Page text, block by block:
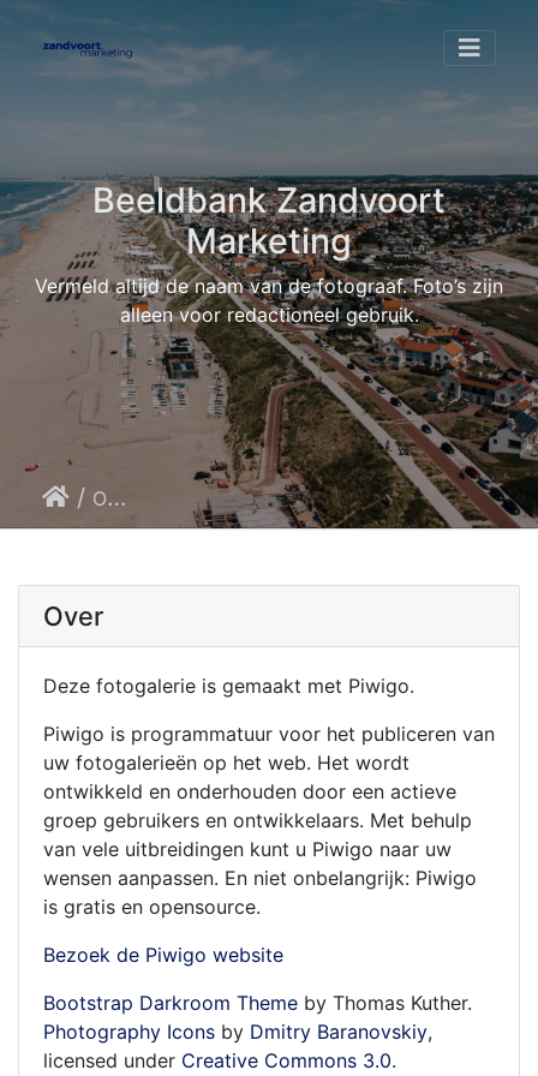
Beeldbank Zandvoort
Marketing
Vermeld altijd de naam van de fotograaf. Foto’s zijn
alleen voor redactioneel gebruik.
/ Over
Over
Deze fotogalerie is gemaakt met Piwigo.
Piwigo is programmatuur voor het publiceren van
uw fotogalerieën op het web. Het wordt
ontwikkeld en onderhouden door een actieve
groep gebruikers en ontwikkelaars. Met behulp
van vele uitbreidingen kunt u Piwigo naar uw
wensen aanpassen. En niet onbelangrijk: Piwigo
is gratis en opensource.
Bezoek de Piwigo website
Bootstrap Darkroom Theme by Thomas Kuther.
Photography Icons by Dmitry Baranovskiy,
licensed under Creative Commons 3.0.